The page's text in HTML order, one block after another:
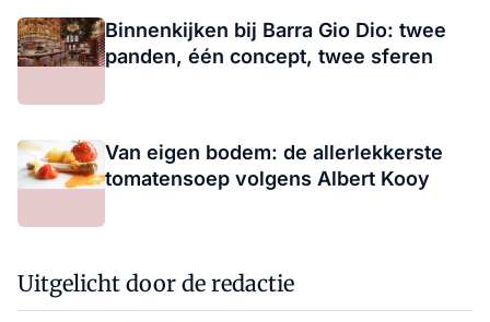
Binnenkijken bij Barra Gio Dio: twee
panden, één concept, twee sferen
Van eigen bodem: de allerlekkerste
tomatensoep volgens Albert Kooy
Uitgelicht door de redactie